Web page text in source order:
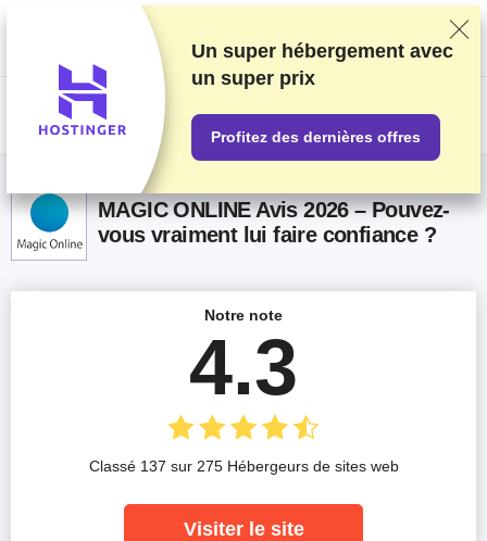
Nous classons nos produits sur la base de tests et de recherches
rigoureux, mais nous tenons également compte de vos commentaires et
des accords commerciaux conclus avec les fournisseurs. Cette page
contient des liens d'affiliation.Information sur la publicité.
US$
MAGIC ONLINE Avis 2026 – Pouvez-
vous vraiment lui faire confiance ?
Notre note
4.3
Classé 137 sur 275 Hébergeurs de sites web
Visiter le site
Un super hébergement avec
un super prix
Profitez des dernières offres